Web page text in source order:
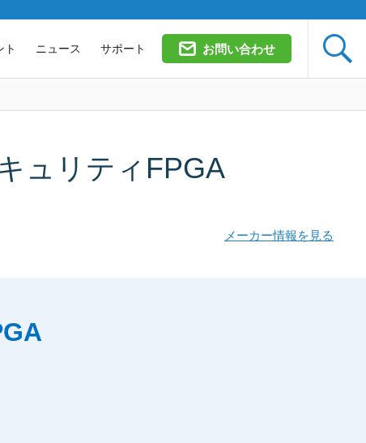
ト ニュース サポート お問い合わせ 
ュリティFPGA
メーカー情報を見る